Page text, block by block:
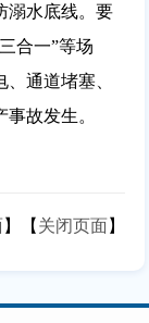
溺水底线。要
合一”等场
通道堵塞、
故发生。
】【 关闭页面】